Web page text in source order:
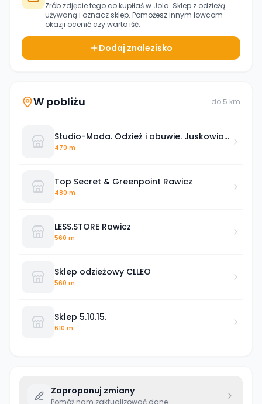
Zrób zdjęcie tego co kupiłaś w Jola. Sklep z odzieżą
używanąi oznacz sklep. Pomożesz innym łowcom
okazji ocenić czy warto iść.
Dodaj znalezisko
W pobliżu do 5 km
Studio-Moda. Odzież i obuwie. Juskowiak
R.
470 m
Top Secret & Greenpoint Rawicz
480 m
LESS.STORE Rawicz
560 m
Sklep odzieżowy CLLEO
560 m
Sklep 5.10.15.
610 m
Zaproponuj zmiany
Pomóż nam zaktualizować dane